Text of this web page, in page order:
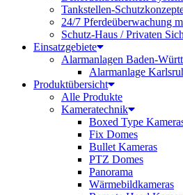
Tankstellen-
24/7 Pferdeüberwachung
Schutz-Haus / Privaten
Einsatzgebiete
Alarmanlagen Baden-
Alarmanlage
Produktübersicht
Alle Produkte
Kameratechnik
Boxed Type
Fix Domes
Bullet Kameras
PTZ Domes
Panorama
Wärmebildkameras